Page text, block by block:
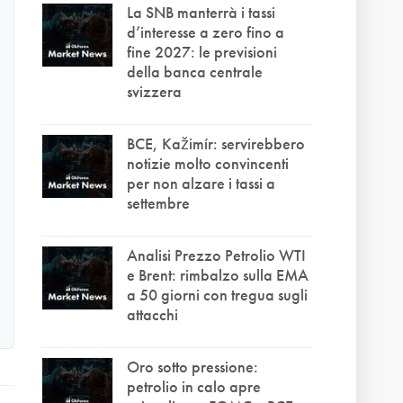
La SNB manterrà i tassi
d’interesse a zero fino a
fine 2027: le previsioni
della banca centrale
svizzera
BCE, Kažimír: servirebbero
notizie molto convincenti
per non alzare i tassi a
settembre
Analisi Prezzo Petrolio WTI
e Brent: rimbalzo sulla EMA
a 50 giorni con tregua sugli
attacchi
Oro sotto pressione:
petrolio in calo apre